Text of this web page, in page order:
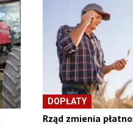
DOPŁATY
Rząd zmienia